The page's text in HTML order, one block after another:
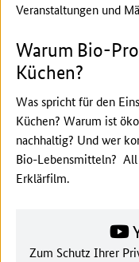
Veranstaltungen und
Warum Bio-
Küchen?
Was spricht für den
Küchen? Warum ist
nachhaltig? Und wer
Bio-Lebensmitteln? All
Erklärfilm.
Zum Schutz Ihrer